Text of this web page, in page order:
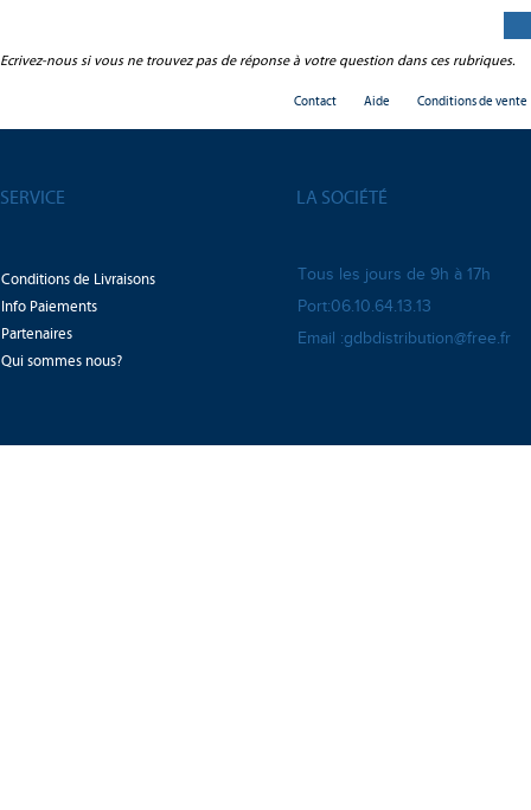
Ecrivez-nous si vous ne trouvez pas de réponse à votre question dans ces rubriques.
Contact Aide Conditions de vente
SERVICE LA SOCIÉTÉ
Conditions de Livraisons
Info Paiements
Partenaires
Qui sommes nous?
Tous les jours de 9h à 17h
Port:06.10.64.13.13
Email :gdbdistribution@free.fr